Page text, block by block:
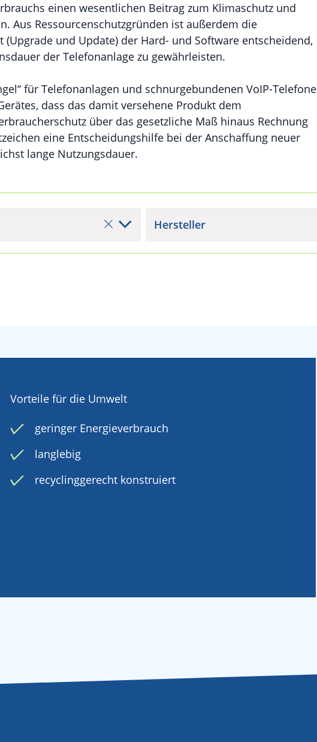
einen wesentlichen Beitrag zum Klimaschutz und
Aus Ressourcenschutzgründen ist außerdem die
und Update) der Hard- und Software entscheidend,
der Telefonanlage zu gewährleisten.
für Telefonanlagen und schnurgebundenen VoIP-Telefone
dass das damit versehene Produkt dem
über das gesetzliche Maß hinaus Rechnung
eine Entscheidungshilfe bei der Anschaffung neuer
lange Nutzungsdauer.
Hersteller
Vorteile für die Umwelt
geringer Energieverbrauch
langlebig
recyclinggerecht konstruiert